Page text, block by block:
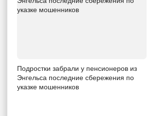
Подростки забрали у пенсионеров из
Энгельса последние сбережения по
указке мошенников